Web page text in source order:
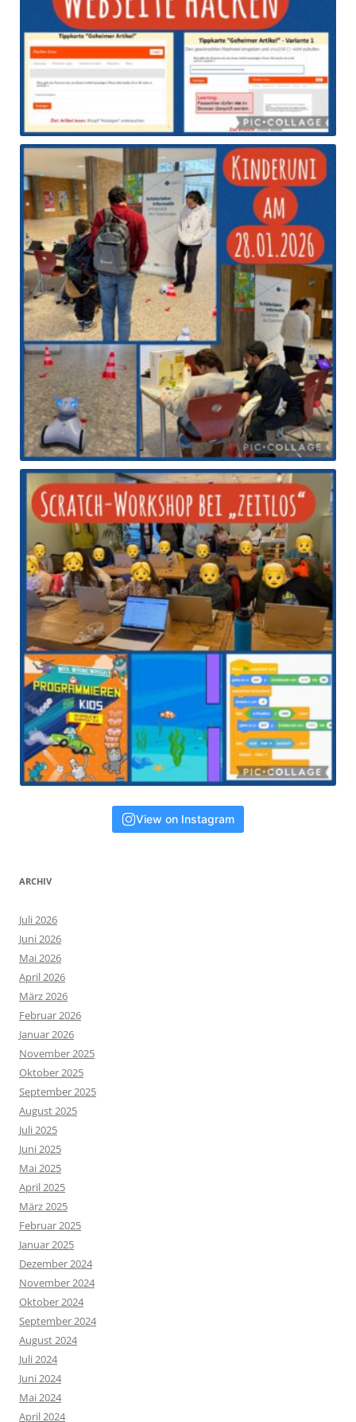
View on Instagram
ARCHIV
Juli 2026
Juni 2026
Mai 2026
April 2026
März 2026
Februar 2026
Januar 2026
November 2025
Oktober 2025
September 2025
August 2025
Juli 2025
Juni 2025
Mai 2025
April 2025
März 2025
Februar 2025
Januar 2025
Dezember 2024
November 2024
Oktober 2024
September 2024
August 2024
Juli 2024
Juni 2024
Mai 2024
April 2024